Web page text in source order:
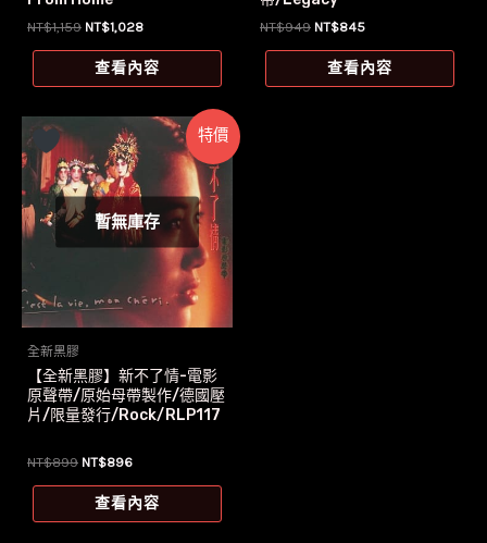
NT$1,159 原
價
格：
NT$1,028目
價
格：
查看內容
NT$949 原
格：
NT$845目
價
格：
查看內容
特價
暫無庫存
全新黑膠
【全新黑膠】新不了情-電影
原聲帶/原始母帶製作/德國壓
片/限量發行/Rock/RLP117
NT$899 原
格：
NT$896目
價
格：
查看內容